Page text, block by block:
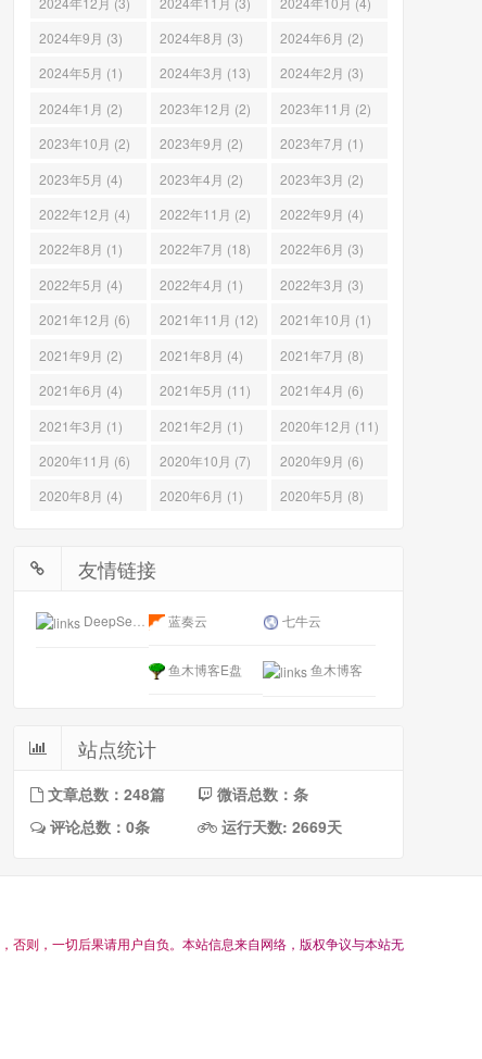
2024年9月 (3)
2024年8月 (3)
2024年6月 (2)
2024年5月 (1)
2024年3月 (13)
2024年2月 (3)
2024年1月 (2)
2023年12月 (2)
2023年11月 (2)
2023年10月 (2)
2023年9月 (2)
2023年7月 (1)
2023年5月 (4)
2023年4月 (2)
2023年3月 (2)
2022年12月 (4)
2022年11月 (2)
2022年9月 (4)
2022年8月 (1)
2022年7月 (18)
2022年6月 (3)
2022年5月 (4)
2022年4月 (1)
2022年3月 (3)
2021年12月 (6)
2021年11月 (12)
2021年10月 (1)
2021年9月 (2)
2021年8月 (4)
2021年7月 (8)
2021年6月 (4)
2021年5月 (11)
2021年4月 (6)
2021年3月 (1)
2021年2月 (1)
2020年12月 (11)
2020年11月 (6)
2020年10月 (7)
2020年9月 (6)
2020年8月 (4)
2020年6月 (1) 2020年5月 (8)
友情链接
DeepSeek开放平台 蓝奏云 七牛云
鱼木博客E盘 鱼木博客
站点统计
文章总数：248篇
微语总数：条
评论总数：0条
运行天数: 2669天
， 否则 ， 一切后果请用户自负。 本站信息来自网络 ， 版权争议与本站无